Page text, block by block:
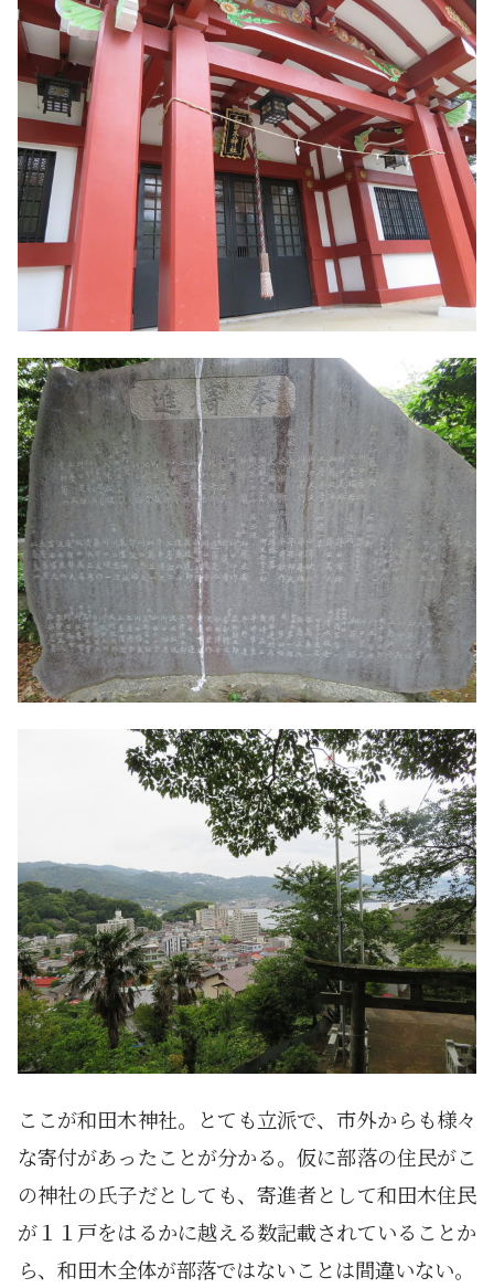
ここが和田木神社。とても立派で、市外からも様々
な寄付があったことが分かる。仮に部落の住民がこ
の神社の氏子だとしても、寄進者として和田木住民
が１１戸をはるかに越える数記載されていることか
ら、和田木全体が部落ではないことは間違いない。